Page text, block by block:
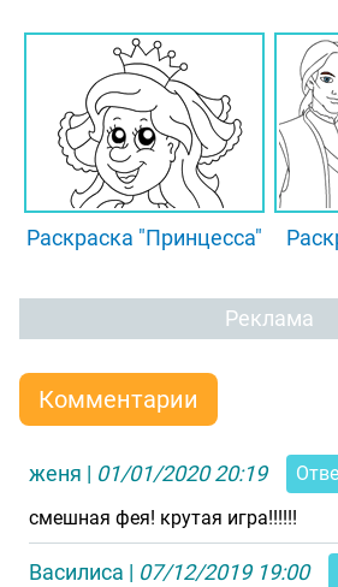
Раскраска "Принцесса"
Реклама
Комментарии
женя | 01/01/2020 20:19
смешная фея! крутая игра!!!!!!
Василиса | 07/12/2019 19:00